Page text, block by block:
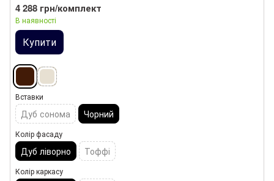
4 288 грн/комплект
В наявності
Купити
Вставки
Дуб сонома Чорний
Колір фасаду
Дуб ліворно Тоффі
Колір каркасу